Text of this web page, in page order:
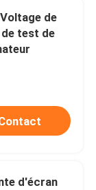
de
test de
d'écran